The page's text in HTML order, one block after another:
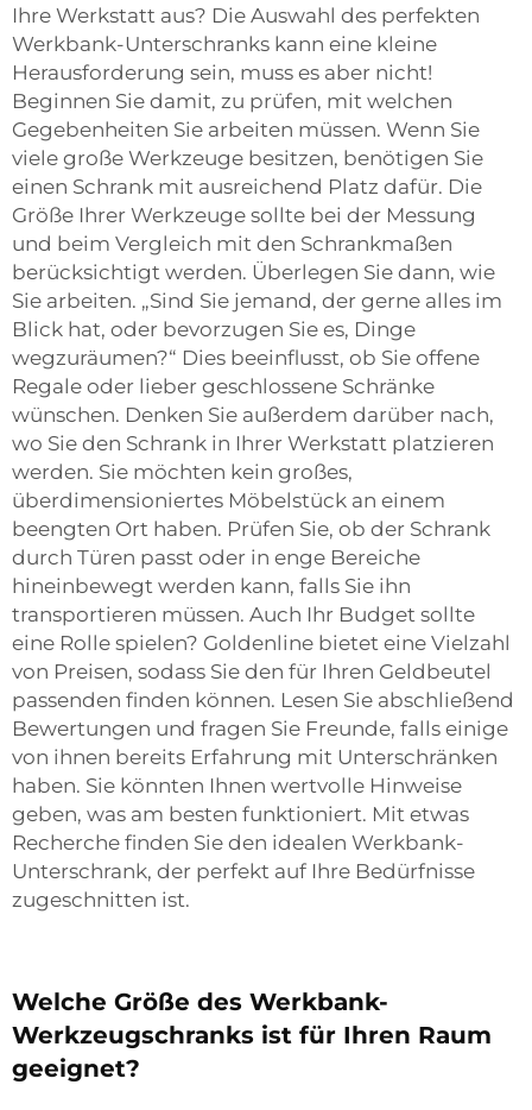
Ihre Werkstatt aus? Die Auswahl des perfekten
Werkbank-Unterschranks kann eine kleine
Herausforderung sein, muss es aber nicht!
Beginnen Sie damit, zu prüfen, mit welchen
Gegebenheiten Sie arbeiten müssen. Wenn Sie
viele große Werkzeuge besitzen, benötigen Sie
einen Schrank mit ausreichend Platz dafür. Die
Größe Ihrer Werkzeuge sollte bei der Messung
und beim Vergleich mit den Schrankmaßen
berücksichtigt werden. Überlegen Sie dann, wie
Sie arbeiten. „Sind Sie jemand, der gerne alles im
Blick hat, oder bevorzugen Sie es, Dinge
wegzuräumen?“ Dies beeinflusst, ob Sie offene
Regale oder lieber geschlossene Schränke
wünschen. Denken Sie außerdem darüber nach,
wo Sie den Schrank in Ihrer Werkstatt platzieren
werden. Sie möchten kein großes,
überdimensioniertes Möbelstück an einem
beengten Ort haben. Prüfen Sie, ob der Schrank
durch Türen passt oder in enge Bereiche
hineinbewegt werden kann, falls Sie ihn
transportieren müssen. Auch Ihr Budget sollte
eine Rolle spielen? Goldenline bietet eine Vielzahl
von Preisen, sodass Sie den für Ihren Geldbeutel
passenden finden können. Lesen Sie abschließend
Bewertungen und fragen Sie Freunde, falls einige
von ihnen bereits Erfahrung mit Unterschränken
haben. Sie könnten Ihnen wertvolle Hinweise
geben, was am besten funktioniert. Mit etwas
Recherche finden Sie den idealen Werkbank-
Unterschrank, der perfekt auf Ihre Bedürfnisse
zugeschnitten ist.
Welche Größe des Werkbank-
Werkzeugschranks ist für Ihren Raum
geeignet?